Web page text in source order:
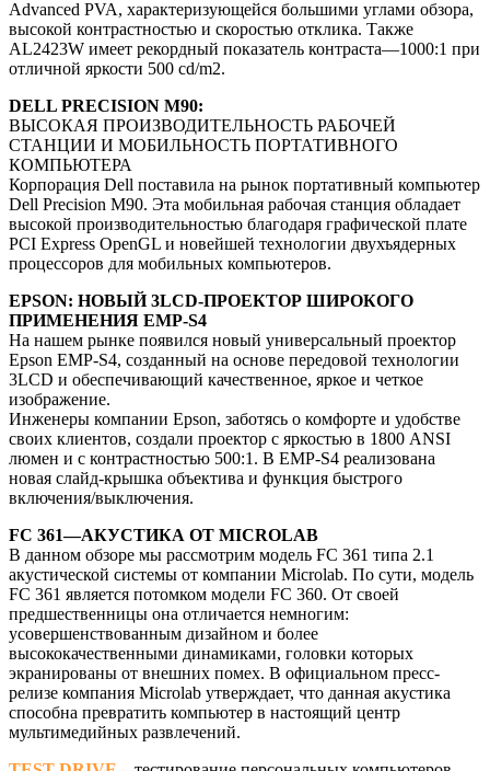
Advanced PVA, характеризующейся большими углами обзора,
высокой контрастностью и скоростью отклика. Также
AL2423W имеет рекордный показатель контраста—1000:1 при
отличной яркости 500 cd/m2.
DELL PRECISION M90:
ВЫСОКАЯ ПРОИЗВОДИТЕЛЬНОСТЬ РАБОЧЕЙ
СТАНЦИИ И МОБИЛЬНОСТЬ ПОРТАТИВНОГО
КОМПЬЮТЕРА
Корпорация Dell поставила на рынок портативный компьютер
Dell Precision M90. Эта мобильная рабочая станция обладает
высокой производительностью благодаря графической плате
PCI Express OpenGL и новейшей технологии двухъядерных
процессоров для мобильных компьютеров.
EPSON: НОВЫЙ 3LCD-ПРОЕКТОР ШИРОКОГО
ПРИМЕНЕНИЯ EMP-S4
На нашем рынке появился новый универсальный проектор
Epson EMP-S4, созданный на основе передовой технологии
3LCD и обеспечивающий качественное, яркое и четкое
изображение.
Инженеры компании Epson, заботясь о комфорте и удобстве
своих клиентов, создали проектор с яркостью в 1800 ANSI
люмен и с контрастностью 500:1. В EMP-S4 реализована
новая слайд-крышка объектива и функция быстрого
включения/выключения.
FC 361—АКУСТИКА ОТ MICROLAB
В данном обзоре мы рассмотрим модель FC 361 типа 2.1
акустической сиcтемы от компании Microlab. По сути, модель
FC 361 является потомком модели FC 360. От своей
предшественницы она отличается немногим:
усовершенствованным дизайном и более
высококачественными динамиками, головки которых
экранированы от внешних помех. В официальном пресс-
релизе компания Microlab утверждает, что данная акустика
способна превратить компьютер в настоящий центр
мультимедийных развлечений.